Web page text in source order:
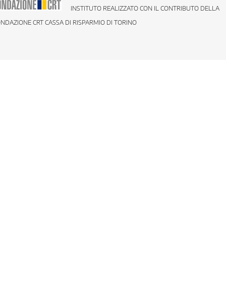
INSTITUTO REALIZZATO CON IL CONTRIBUTO DELLA
CRT CASSA DI RISPARMIO DI TORINO